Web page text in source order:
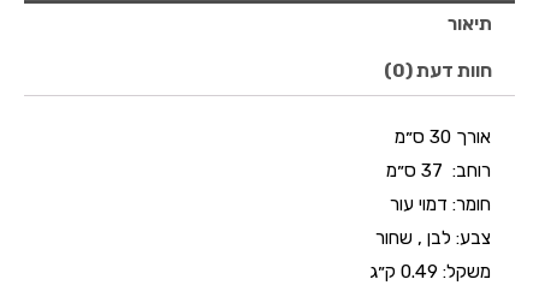
תיאור
חוות דעת (0)
אורך 30 ס״מ
רוחב:
חומר: דמוי עור
צבע: לבן , שחור
משקל: 0.49 ק״ג